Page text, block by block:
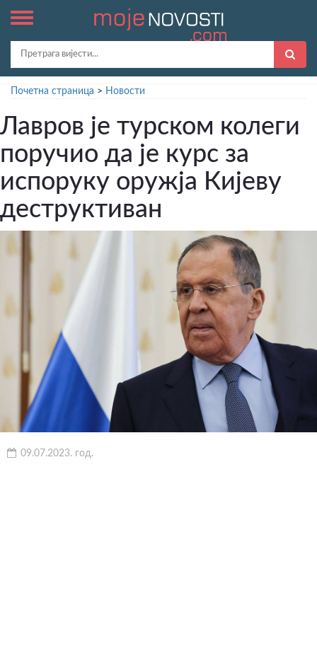
Почетна страница > Новости
Лавров је турском колеги
поручио да је курс за
испоруку оружја Кијеву
деструктиван
09.07.2023. год.